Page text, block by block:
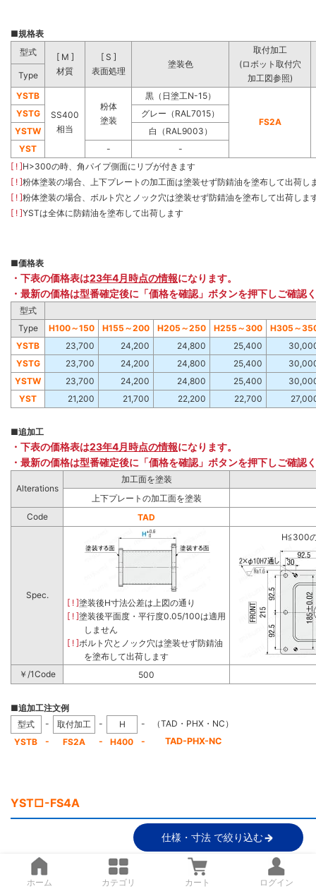
■規格表
型式
[ M ]
材質
[ S ]
表面処理
塗装色
取付加工
(ロボット取付穴
加工図参照)
Type
YSTB
SS400
相当
粉体
塗装
黒（日塗工N-15）
FS2A
YSTG
グレー（RAL7015）
YSTW
白（RAL9003）
YST
-
-
[ ! ]H>300の時、角パイプ側面にリブが付きます
[ ! ]粉体塗装の場合、上下プレートの加工面は塗装せず防錆油を塗布して出荷し
[ ! ]粉体塗装の場合、ボルト穴とノック穴は塗装せず防錆油を塗布して出荷しま
[ ! ]YSTは全体に防錆油を塗布して出荷します
■価格表
・下表の価格表は23年4月時点の情報になります。
・最新の価格は型番確定後に「価格を確認」ボタンを押下しご確認
型式
Type
H100～150 H155～200 H205～250 H255～300
H305～
YSTB
23,700 24,200 24,800 25,400
YSTG
23,700 24,200 24,800 25,400
YSTW
23,700 24,200 24,800 25,400
YST
21,200 21,700 22,200 22,700
■追加工
・下表の価格表は23年4月時点の情報になります。
・最新の価格は型番確定後に「価格を確認」ボタンを押下しご確認
Alterations
加工面を塗装
上下プレートの加工面を塗装
Code
TAD
Spec.
[ ! ]塗装後H寸法公差は上図の通り
[ ! ]塗装後平面度・平行度0.05/100は適用
しません
[ ! ]ボルト穴とノック穴は塗装せず防錆油
を塗布して出荷します
H≦300
￥/1Code 500
■追加工注文例
型式
- 取付加工 - H -
（TAD・PHX・NC）
YSTB
- FS2A - H400 - TAD-PHX-NC
YST□-FS4A
スタンド加工図 H100～300
仕様・寸法 で絞り込む
ホーム カテゴリ カート ログイン